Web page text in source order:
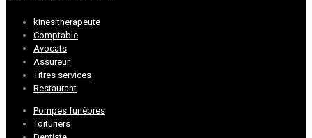
kinesitherapeute
Comptable
Avocats
Assureur
Titres services
Restaurant
Pompes funèbres
Toituriers